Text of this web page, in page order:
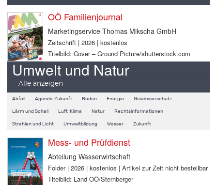
OÖ Familienjournal
Marketingservice Thomas Mikscha GmbH
Zeitschrift | 2026 | kostenlos
Titelbild: Cover – Ground Picture/shutterstock.com
Umwelt und Natur
Alle anzeigen
Abfall Agenda.Zukunft Boden Energie Gewässerschutz
Lärm und Schall Luft, Klima Natur Rechtsinformationen
Strahlen und Licht Umweltbildung Wasser Zukunft
Mess- und Prüfdienst
Abteilung Wasserwirtschaft
Folder | 2026 | kostenlos | Artikel zur Zeit nicht bestellbar
Titelbild: Land OÖ/Sternberger